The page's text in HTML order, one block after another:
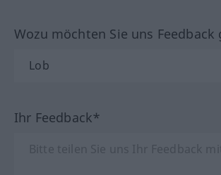
Wozu möchten Sie uns Feedback
Ihr Feedback*